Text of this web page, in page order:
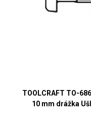
TOOLCRAFT TO-
10 mm drážka